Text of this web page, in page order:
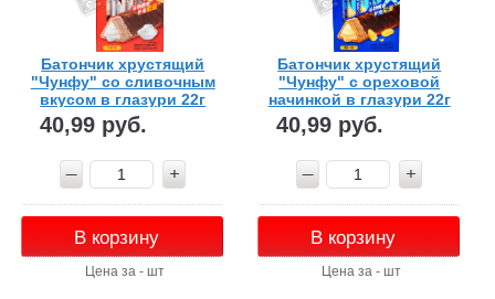
Батончик хрустящий
"Чунфу" со сливочным
вкусом в глазури 22г
40,99 руб.
В корзину
Цена за - шт
Батончик хрустящий
"Чунфу" с ореховой
начинкой в глазури 22г
40,99 руб.
В корзину
Цена за - шт